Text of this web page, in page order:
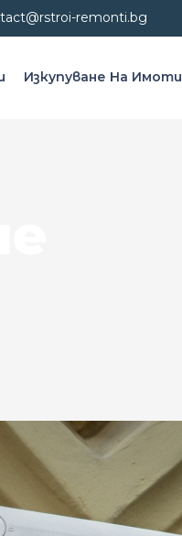
remonti.bg
Изкупуване На Имоти